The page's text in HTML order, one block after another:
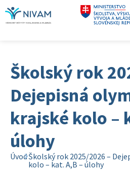
Školský rok
Dejepisná
krajské kolo –
úlohy
ÚvodŠkolský rok 2025/2026 –
kolo – kat. A,B – úlohy